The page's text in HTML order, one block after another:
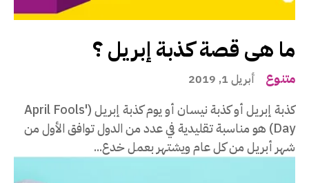
ما هى قصة كذبة إبريل ؟
متنوع أبريل 1, 2019
كذبة إبريل أو كذبة نيسان أو يوم كذبة إبريل (April Fools'
Day) هو مناسبة تقليدية في عدد من الدول توافق الأول من
شهر أبريل من كل عام ويشتهر بعمل خدع...